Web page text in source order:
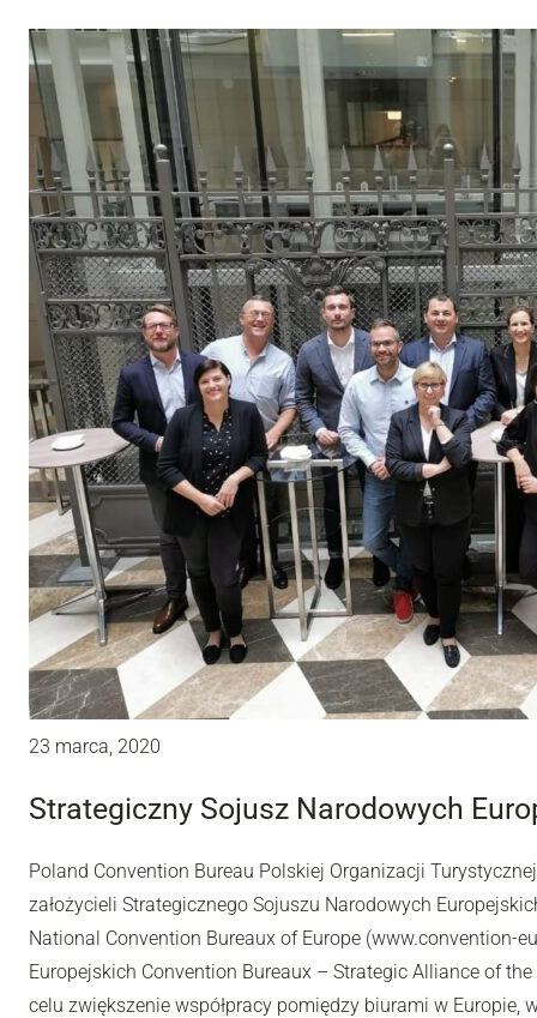
23 marca, 2020
Strategiczny Sojusz Narodowych
Poland Convention Bureau Polskiej Organizacji
założycieli Strategicznego Sojuszu Narodowych
National Convention Bureaux of Europe (www.convention-
Europejskich Convention Bureaux – Strategic Alliance of
celu zwiększenie współpracy pomiędzy biurami w Europie,